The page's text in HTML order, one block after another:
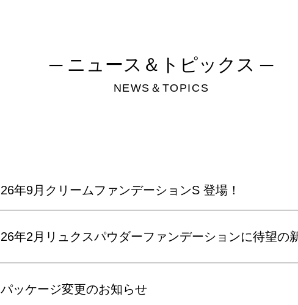
─ ニュース＆トピックス ─
NEWS＆TOPICS
26年9月クリームファンデーションS 登場！
26年2月リュクスパウダーファンデーションに待望の
パッケージ変更のお知らせ